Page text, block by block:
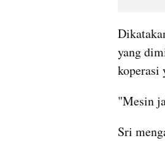
yang
koperasi
"Mesin
Sri